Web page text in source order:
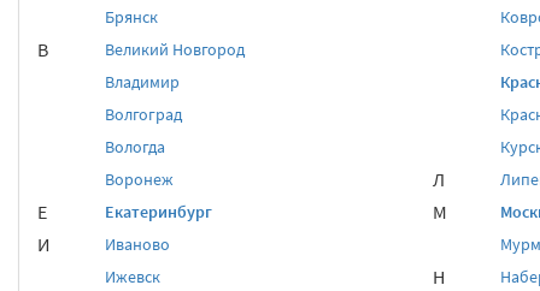
Брянск
В
Великий Новгород
Владимир
Волгоград
Вологда
Воронеж
Е Екатеринбург
И
Иваново
Ижевск
Л
М
Н